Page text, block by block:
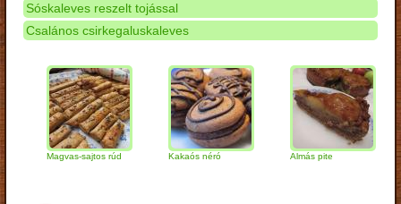
Sóskaleves reszelt tojással
Csalános csirkegaluskaleves
Magvas-sajtos rúd Kakaós néró Almás pite